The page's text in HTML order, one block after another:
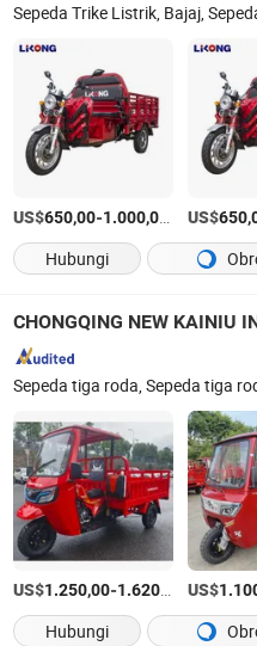
US$650,00-1.000,00 /Atur
US$
Hubungi
CHONGQING NEW KAINIU
US$1.250,00-1.620,00 /UNIT
US$
Hubungi